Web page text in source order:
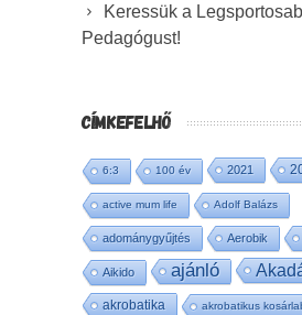
Keressük a
Pedagógust!
CÍMKEFELHŐ
6:3 100 év 2021
active mum life Adolf Balázs
adománygyűjtés Aerobik
Aikido ajánló
akrobatika akrobatikus